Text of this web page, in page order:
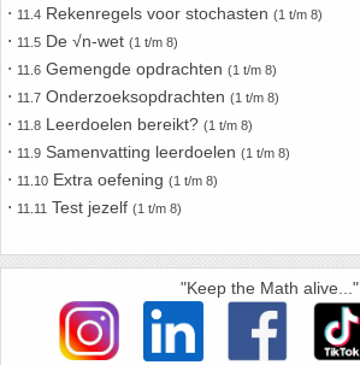
⋅ 11.4 Rekenregels voor stochasten (1 t/m 8)
⋅ 11.5 De √n-wet (1 t/m 8)
⋅ 11.6 Gemengde opdrachten (1 t/m 8)
⋅ 11.7 Onderzoeksopdrachten (1 t/m 8)
⋅ 11.8 Leerdoelen bereikt? (1 t/m 8)
⋅ 11.9 Samenvatting leerdoelen (1 t/m 8)
⋅ 11.10 Extra oefening (1 t/m 8)
⋅ 11.11 Test jezelf (1 t/m 8)
"Keep the Math alive..."
30. Sinus
31. Sinusregel
32. Standaarddeviatie
34. Stelling van Pythagoras
35. Symmetrie